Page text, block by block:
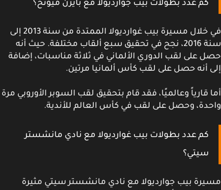
كم عدد بطولات بيب جوارديولا مع بايرن ميونخ؟
في خلال مسيرة بيب غوارديولا الممتدة من سنة 2013 إلى
سنة 2016، نجح في تحقيق سبع ألقاب مختلفة. حيث أنه
على لقب الدوري الألماني في ثلاثة مناسبات، إضافة
أنه حصل على لقب كأس ألمانيا مرتين.
قارياً وعالميًا، فقد قام بتحقيق لقب السوبر الأوروبي مرة
وحصل على لقب في كأس العالم للأندية.
كم عدد بطولات بيب غوارديولا مع نادي مانشستر
سيتي؟
بيب جوارديولا مع نادي مانشستر سيتي مثيرة